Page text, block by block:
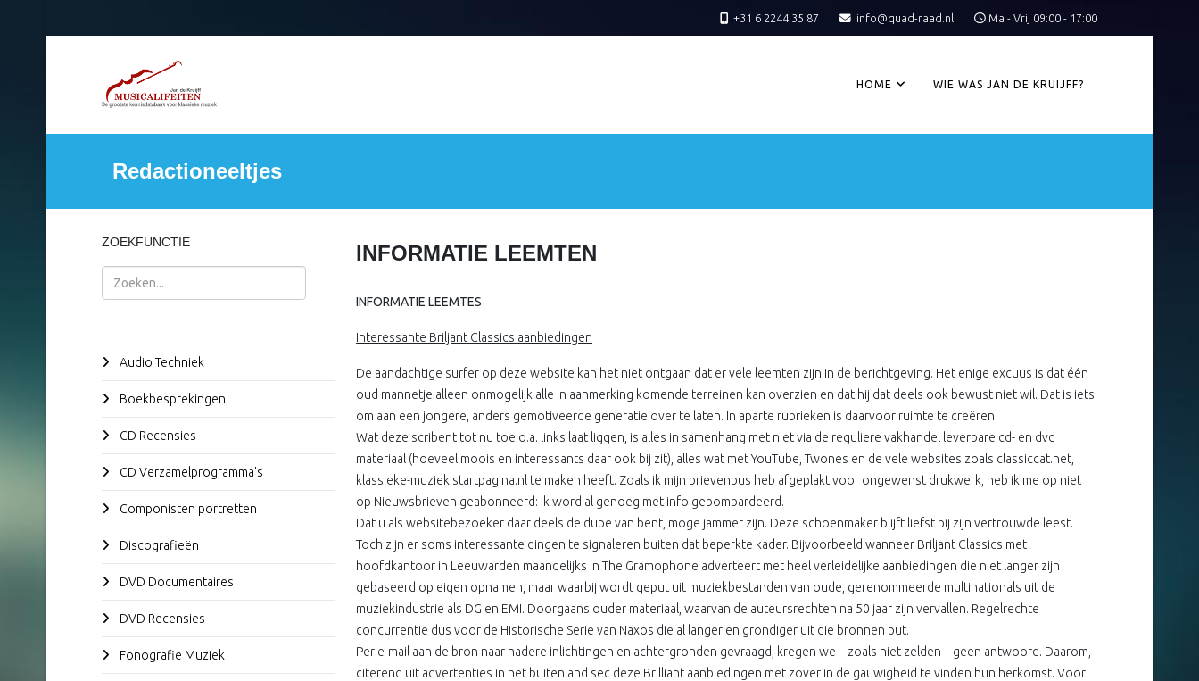
+31 6 2244 35 87 info@quad-raad.nl Ma - Vrij 09:00 - 17:00
HOME WIE WAS JAN DE KRUIJFF?
Redactioneeltjes
ZOEKFUNCTIE
Zoeken
Audio Techniek
Boekbesprekingen
CD Recensies
CD Verzamelprogramma's
Componisten portretten
Discografieën
DVD Documentaires
DVD Recensies
Fonografie Muziek
INFORMATIE LEEMTEN
INFORMATIE LEEMTES
Interessante Briljant Classics aanbiedingen
De aandachtige surfer op deze website kan het niet ontgaan dat er vele leemten zijn in de berichtgeving. Het enige excuus is dat één
oud mannetje alleen onmogelijk alle in aanmerking komende terreinen kan overzien en dat hij dat deels ook bewust niet wil. Dat is iets
om aan een jongere, anders gemotiveerde generatie over te laten. In aparte rubrieken is daarvoor ruimte te creëren.
Wat deze scribent tot nu toe o.a. links laat liggen, is alles in samenhang met niet via de reguliere vakhandel leverbare cd- en dvd
materiaal (hoeveel moois en interessants daar ook bij zit), alles wat met YouTube, Twones en de vele websites zoals classiccat.net,
klassieke-muziek.startpagina.nl te maken heeft. Zoals ik mijn brievenbus heb afgeplakt voor ongewenst drukwerk, heb ik me op niet
op Nieuwsbrieven geabonneerd: ik word al genoeg met info gebombardeerd.
Dat u als websitebezoeker daar deels de dupe van bent, moge jammer zijn. Deze schoenmaker blijft liefst bij zijn vertrouwde leest.
Toch zijn er soms interessante dingen te signaleren buiten dat beperkte kader. Bijvoorbeeld wanneer Briljant Classics met
hoofdkantoor in Leeuwarden maandelijks in The Gramophone adverteert met heel verleidelijke aanbiedingen die niet langer zijn
gebaseerd op eigen opnamen, maar waarbij wordt geput uit muziekbestanden van oude, gerenommeerde multinationals uit de
muziekindustrie als DG en EMI. Doorgaans ouder materiaal, waarvan de auteursrechten na 50 jaar zijn vervallen. Regelrechte
concurrentie dus voor de Historische Serie van Naxos die al langer en grondiger uit die bronnen put.
Per e-mail aan de bron naar nadere inlichtingen en achtergronden gevraagd, kregen we – zoals niet zelden – geen antwoord. Daarom,
citerend uit advertenties in het buitenland sec deze Brilliant aanbiedingen met zover in de gauwigheid te vinden hun herkomst. Voor